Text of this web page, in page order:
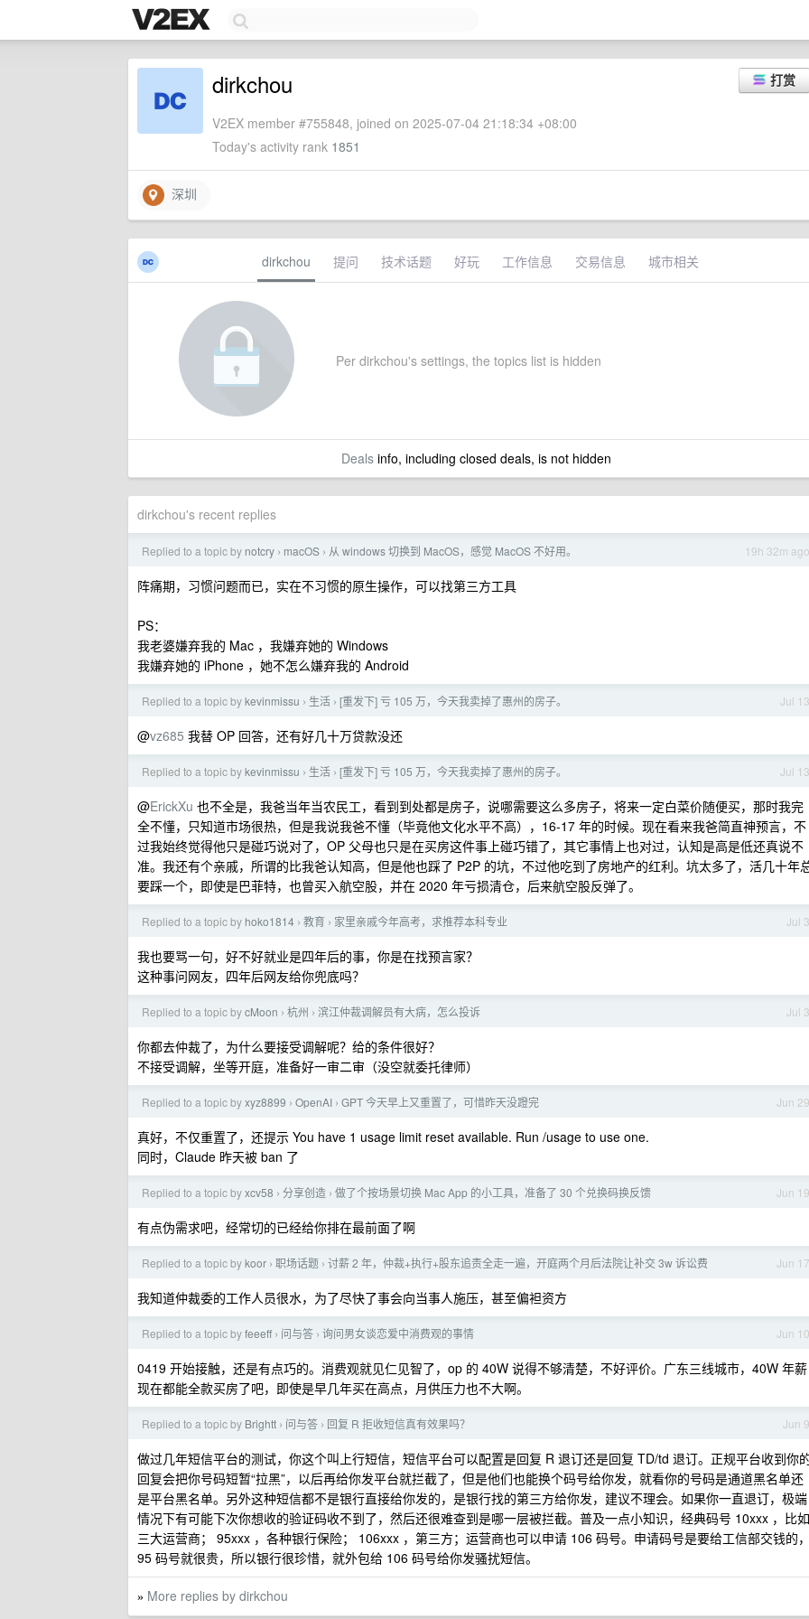
打赏
dirkchou
V2EX member #755848, joined on 2025-07-04 21:18:34 +08:00
Today's activity rank 1851
深圳
dirkchou 提问 技术话题 好玩 工作信息 交易信息 城市相关
Per dirkchou's settings, the topics list is hidden
Dealsinfo, including closed deals, is not hidden
dirkchou's recent replies
19h 32m ago
Replied to a topic by notcry › macOS › 从 windows 切换到 MacOS，感觉 MacOS 不好用。
阵痛期，习惯问题而已，实在不习惯的原生操作，可以找第三方工具
PS：
我老婆嫌弃我的 Mac ，我嫌弃她的 Windows
我嫌弃她的 iPhone ，她不怎么嫌弃我的 Android
Jul 13
Replied to a topic bykevinmissu › 生活 › [重发下] 亏 105 万，今天我卖掉了惠州的房子。
@vz685 我替 OP 回答，还有好几十万贷款没还
Jul 13
Replied to a topic bykevinmissu › 生活 › [重发下] 亏 105 万，今天我卖掉了惠州的房子。
@ErickXu 也不全是，我爸当年当农民工，看到到处都是房子，说哪需要这么多房子，将来一定白菜价随便买，那时我完
全不懂，只知道市场很热，但是我说我爸不懂（毕竟他文化水平不高），16-17 年的时候。现在看来我爸简直神预言，不
过我始终觉得他只是碰巧说对了，OP 父母也只是在买房这件事上碰巧错了，其它事情上也对过，认知是高是低还真说不
准。我还有个亲戚，所谓的比我爸认知高，但是他也踩了 P2P 的坑，不过他吃到了房地产的红利。坑太多了，活几十年
要踩一个，即使是巴菲特，也曾买入航空股，并在 2020 年亏损清仓，后来航空股反弹了。
Jul 3
Replied to a topic by hoko1814 › 教育 › 家里亲戚今年高考，求推荐本科专业
我也要骂一句，好不好就业是四年后的事，你是在找预言家？
这种事问网友，四年后网友给你兜底吗？
Jul 3
Replied to a topic bycMoon › 杭州 › 滨江仲裁调解员有大病，怎么投诉
你都去仲裁了，为什么要接受调解呢？给的条件很好？
不接受调解，坐等开庭，准备好一审二审（没空就委托律师）
Jun 29
Replied to a topic byxyz8899 › OpenAI › GPT 今天早上又重置了，可惜昨天没蹬完
真好，不仅重置了，还提示 You have 1 usage limit reset available. Run /usage to use one.
同时，Claude 昨天被 ban 了
Jun 19
Replied to a topic byxcv58 › 分享创造 › 做了个按场景切换 Mac App 的小工具，准备了 30 个兑换码换反馈
有点伪需求吧，经常切的已经给你排在最前面了啊
Jun 17
Replied to a topic bykoor › 职场话题 › 讨薪 2 年，仲裁+执行+股东追责全走一遍，开庭两个月后法院让补交 3w 诉讼费
我知道仲裁委的工作人员很水，为了尽快了事会向当事人施压，甚至偏袒资方
Jun 10
Replied to a topic byfeeeff › 问与答 › 询问男女谈恋爱中消费观的事情
0419 开始接触，还是有点巧的。消费观就见仁见智了，op 的 40W 说得不够清楚，不好评价。广东三线城市，40W 年薪
现在都能全款买房了吧，即使是早几年买在高点，月供压力也不大啊。
Jun 9
Replied to a topic by Brightt › 问与答 › 回复 R 拒收短信真有效果吗？
做过几年短信平台的测试，你这个叫上行短信，短信平台可以配置是回复 R 退订还是回复 TD/td 退订。正规平台收到你
回复会把你号码短暂“拉黑”，以后再给你发平台就拦截了，但是他们也能换个码号给你发，就看你的号码是通道黑名单还
是平台黑名单。另外这种短信都不是银行直接给你发的，是银行找的第三方给你发，建议不理会。如果你一直退订，极端
情况下有可能下次你想收的验证码收不到了，然后还很难查到是哪一层被拦截。普及一点小知识，经典码号 10xxx ，比如
三大运营商； 95xxx ，各种银行保险； 106xxx ，第三方；运营商也可以申请 106 码号。申请码号是要给工信部交钱的，
95 码号就很贵，所以银行很珍惜，就外包给 106 码号给你发骚扰短信。
» More replies by dirkchou